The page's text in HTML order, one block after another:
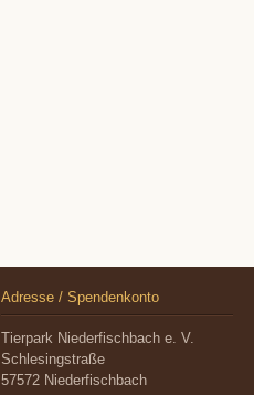
Adresse / Spendenkonto
Tierpark Niederfischbach e. V.
Schlesingstraße
57572 Niederfischbach